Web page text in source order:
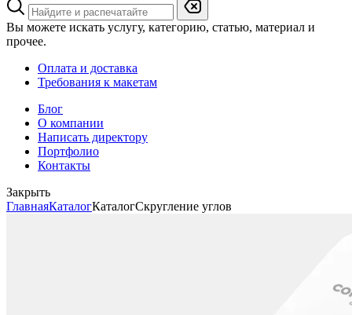
Вы можете искать услугу, категорию, статью, материал и
прочее.
Оплата и доставка
Требования к макетам
Блог
О компании
Написать директору
Портфолио
Контакты
Закрыть
ГлавнаяКаталогКаталогСкругление углов